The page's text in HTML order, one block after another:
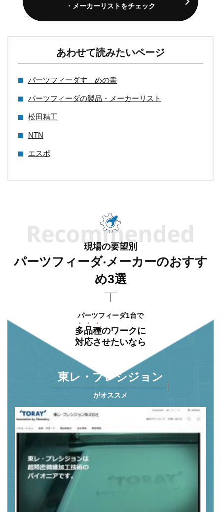
・メーカーリストをチェック
あわせて読みたいページ
パーツフィーダすゝめの書
パーツフィーダの製品・メーカーリスト
松田精工
NTN
エスポ
現場の要望別
パーツフィーダ‧メーカーのおすす
め3選
パーツフィーダ1台で
多品種のワークに
対応させたいなら
東レ・プレシジョン
がオススメ